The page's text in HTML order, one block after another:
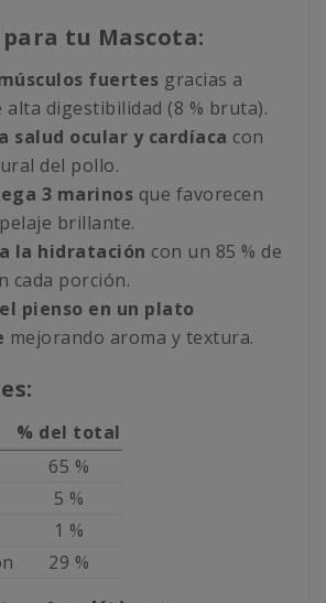
tu Mascota:
fuertes gracias a
alta digestibilidad (8 % bruta).
salud ocular y cardíaca con
del pollo.
3 marinos que favorecen
brillante.
la hidratación con un 85 % de
cada porción.
pienso en un plato
mejorando aroma y textura.
% del total
65 %
5 %
1 %
29 %